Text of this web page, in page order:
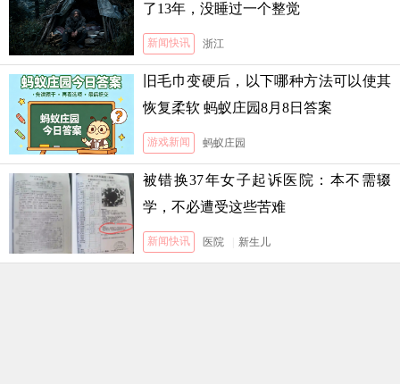
了13年，没睡过一个整觉
新闻快讯 浙江
旧毛巾变硬后，以下哪种方法可以使其
恢复柔软 蚂蚁庄园8月8日答案
游戏新闻 蚂蚁庄园
被错换37年女子起诉医院：本不需辍
学，不必遭受这些苦难
新闻快讯 医院 新生儿